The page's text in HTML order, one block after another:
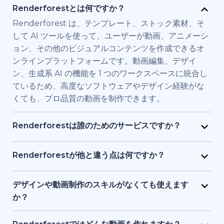
Renderforestとは何ですか？
Renderforest は、テンプレート、ストック素材、そ
して AI ツールを使って、ユーザーが動画、アニメーシ
ョン、その他のビジュアルコンテンツを作成できるオ
ンラインプラットフォームです。動画編集、デザイ
ン、生成系 AI の機能を 1 つのワークスペースに統合し
ているため、高度なソフトウェアやデザイン経験がな
くても、プロ品質の動画を制作できます。
Renderforestは誰のためのサービスですか？
Renderforest は、高品質の動画を素早く必要とする
個人やチーム向けに構築されています。マーケティン
ム、フリーランサー、コンテンツクリエイターなど
が、フル制作チームを雇わずに、ブランド用、研修
用、またはプロモーション用の動画を制作するために
Renderforestが他と違う点は何ですか？
Renderforestは複数のAIと動画生成モデルを1つのプ
ラットフォームに統合しています。ユーザーは、テキ
ストから動画生成、ストック素材ベースの動画、AI 生
作成・編集・書き出しが可能です。テンプレート、AI
デザインや動画制作のスキルがなくても使えます
か？
はい、使えます。Renderforestには1,200点以上のテ